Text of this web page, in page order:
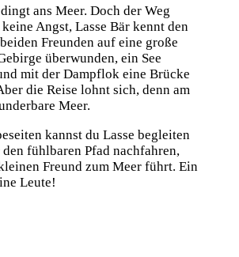
ans Meer. Doch der Weg
Angst, Lasse Bär kennt den
Freunden auf eine große
überwunden, ein See
mit der Dampflok eine Brücke
die Reise lohnt sich, denn am
Meer.
kannst du Lasse begleiten
fühlbaren Pfad nachfahren,
Freund zum Meer führt. Ein
Leute!